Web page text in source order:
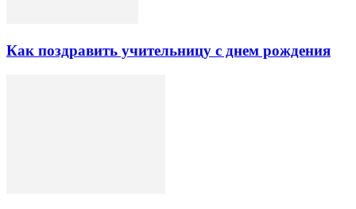
Как поздравить учительницу с днем рождения